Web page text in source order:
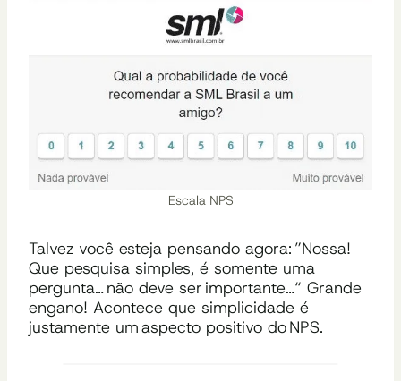
Escala NPS
Talvez você esteja pensando agora: ”Nossa!
Que pesquisa simples, é somente uma
pergunta… não deve ser importante…“ Grande
engano! Acontece que simplicidade é
justamente umaspecto positivo doNPS.